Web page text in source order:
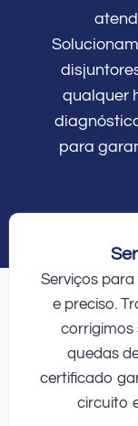
qualquer
para
Serviços
e preciso.
corrigimos
quedas
certificado
circuito